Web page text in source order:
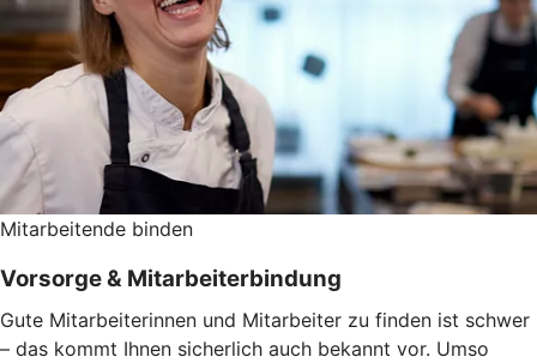
Mitarbeitende binden
Vorsorge & Mitarbeiterbindung
Gute Mitarbeiterinnen und Mitarbeiter zu finden ist schwer
– das kommt Ihnen sicherlich auch bekannt vor. Umso